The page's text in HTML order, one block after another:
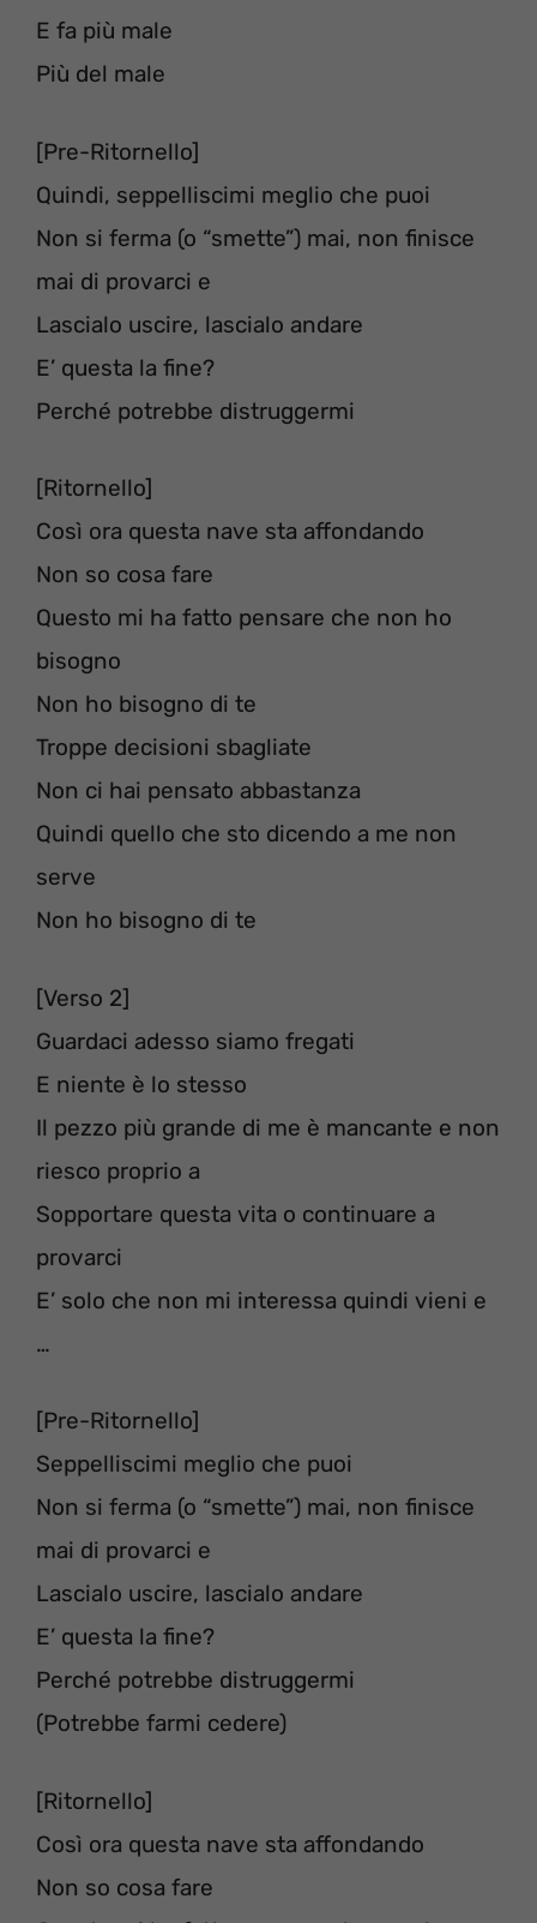
E fa più male
Più del male
[Pre-Ritornello]
Quindi, seppelliscimi meglio che puoi
Non si ferma (o “smette”) mai, non finisce
mai di provarci e
Lascialo uscire, lascialo andare
E’ questa la fine?
Perché potrebbe distruggermi
[Ritornello]
Così ora questa nave sta affondando
Non so cosa fare
Questo mi ha fatto pensare che non ho
bisogno
Non ho bisogno di te
Troppe decisioni sbagliate
Non ci hai pensato abbastanza
Quindi quello che sto dicendo a me non
serve
Non ho bisogno di te
[Verso 2]
Guardaci adesso siamo fregati
E niente è lo stesso
Il pezzo più grande di me è mancante e non
riesco proprio a
Sopportare questa vita o continuare a
provarci
E’ solo che non mi interessa quindi vieni e
…
[Pre-Ritornello]
Seppelliscimi meglio che puoi
Non si ferma (o “smette”) mai, non finisce
mai di provarci e
Lascialo uscire, lascialo andare
E’ questa la fine?
Perché potrebbe distruggermi
(Potrebbe farmi cedere)
[Ritornello]
Così ora questa nave sta affondando
Non so cosa fare